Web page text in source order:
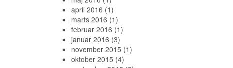
april 2016 (1)
marts 2016 (1)
februar 2016 (1)
januar 2016 (3)
november 2015 (1)
oktober 2015 (4)